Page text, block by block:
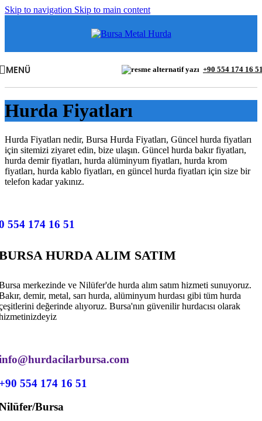
Skip to navigation Skip to main content
MENÜ +90 554 174 16
Hurda Fiyatları
Hurda Fiyatları nedir, Bursa Hurda Fiyatları, Güncel hurda fiyatları
için sitemizi ziyaret edin, bize ulaşın. Güncel hurda bakır fiyatları,
hurda demir fiyatları, hurda alüminyum fiyatları, hurda krom
fiyatları, hurda kablo fiyatları, en güncel hurda fiyatları için size bir
telefon kadar yakınız.
554 174 16 51
HURDA ALIM SATIM
merkezinde ve Nilüfer'de hurda alım satım hizmeti sunuyoruz.
demir, metal, sarı hurda, alüminyum hurdası gibi tüm hurda
değerinde alıyoruz. Bursa'nın güvenilir hurdacısı olarak
554 174 16 51
Bursa